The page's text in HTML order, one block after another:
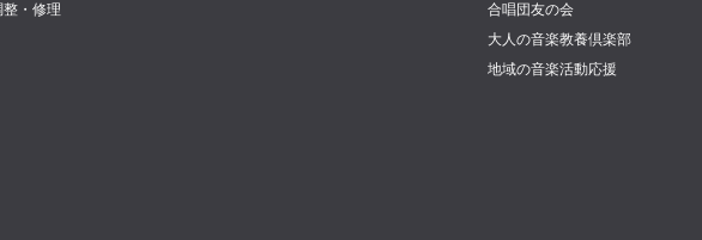
・修理
合唱団友の会
大人の音楽教養倶楽部
地域の音楽活動応援